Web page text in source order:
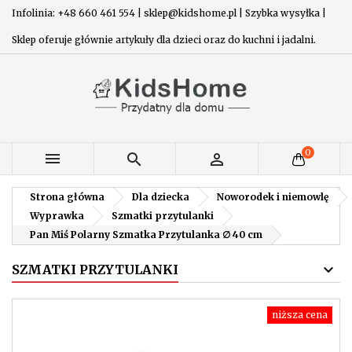
Infolinia: +48 660 461 554 | sklep@kidshome.pl | Szybka wysyłka |
Sklep oferuje głównie artykuły dla dzieci oraz do kuchni i jadalni.
   0
Strona główna Dla dziecka
Noworodek i niemowlę
Wyprawka
Szmatki przytulanki
Pan Miś Polarny Szmatka Przytulanka ∅ 40 cm
SZMATKI PRZYTULANKI
niższa cena